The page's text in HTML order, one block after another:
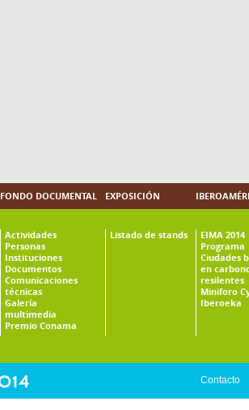
FONDO DOCUMENTAL
Actividades
Personas
Instituciones
Documentos
Comunicaciones
técnicas
Galería
multimedia
Premio Conama
EXPOSICIÓN
Listado de stands
EIMA 2014
Programa
Ciudades
en
resilentes
Miniforo
Iberoeka
Contacto